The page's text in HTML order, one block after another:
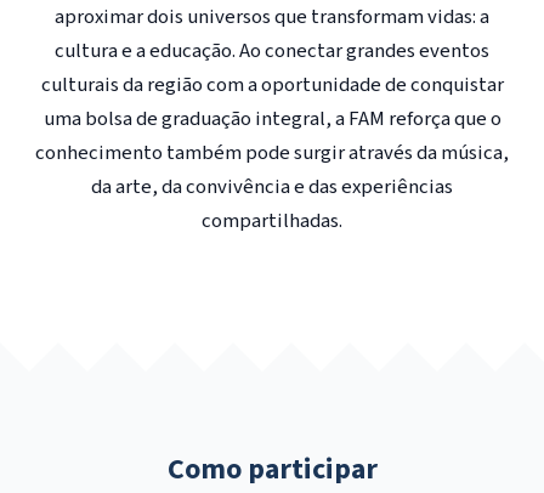
aproximar dois universos que transformam vidas: a
cultura e a educação. Ao conectar grandes eventos
culturais da região com a oportunidade de conquistar
uma bolsa de graduação integral, a FAM reforça que o
conhecimento também pode surgir através da música,
da arte, da convivência e das experiências
compartilhadas.
Como participar